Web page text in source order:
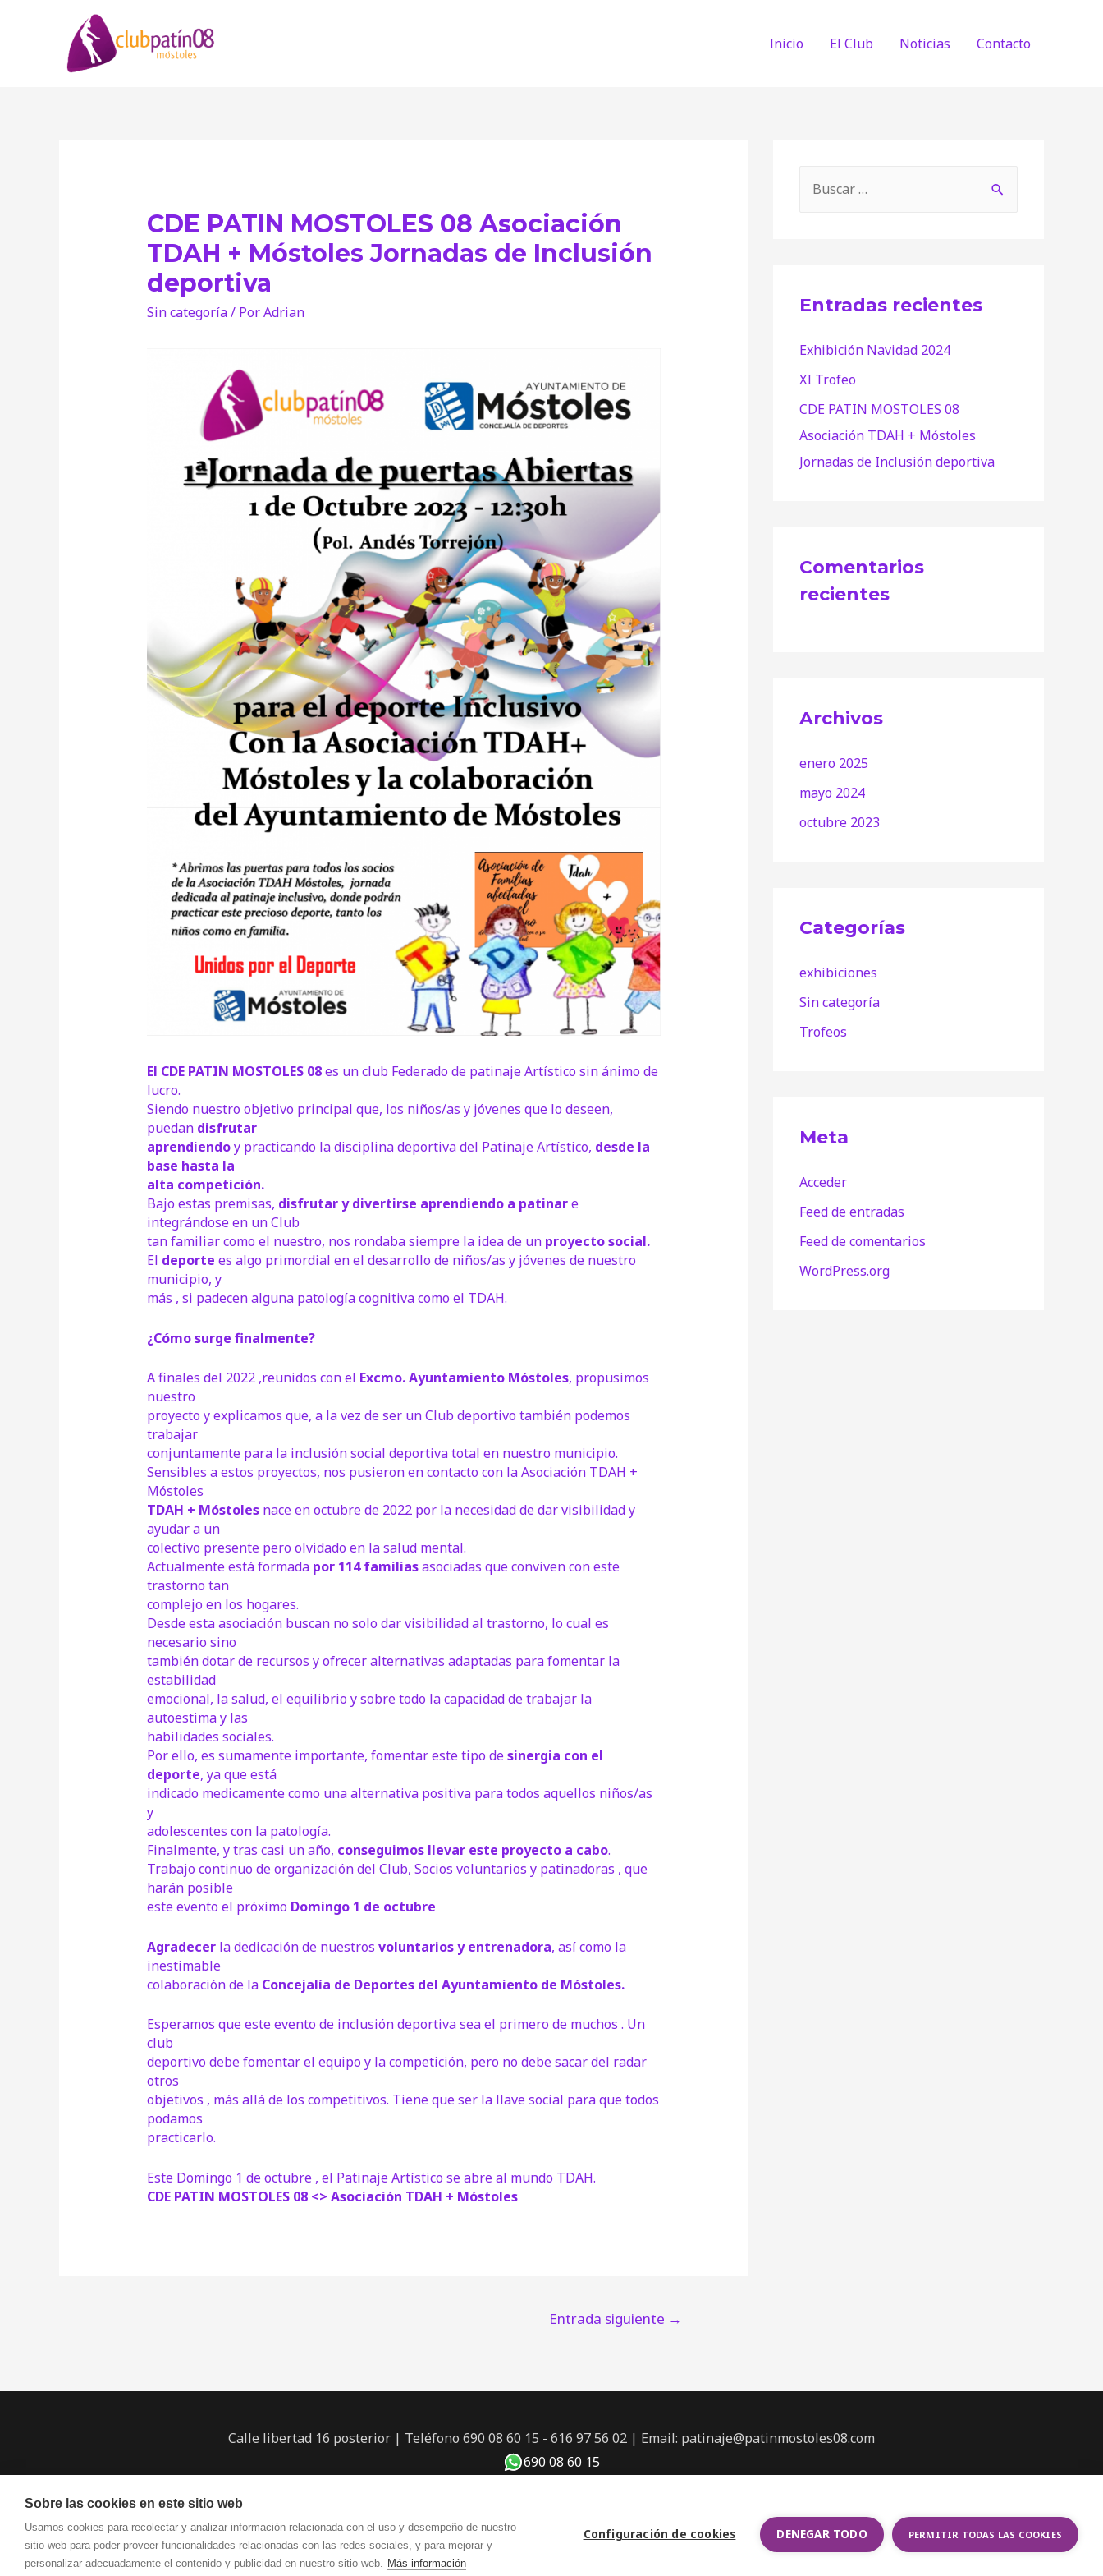
Inicio El Club Noticias Contacto
CDE PATIN MOSTOLES 08 Asociación
TDAH + Móstoles Jornadas de Inclusión
deportiva
Sin categoría/ PorAdrian
El CDE PATIN MOSTOLES 08es un club Federado de patinaje Artístico sin ánimo de
lucro.
Siendo nuestro objetivo principal que, los niños/as y jóvenes que lo deseen,
puedan disfrutar
aprendiendoy practicando la disciplina deportiva del Patinaje Artístico, desde la
base hasta la
alta competición.
Bajo estas premisas, disfrutar y divertirse aprendiendo a patinare
integrándose en un Club
tan familiar como el nuestro, nos rondaba siempre la idea de un proyecto social.
El deporte es algo primordial en el desarrollo de niños/as y jóvenes de nuestro
municipio, y
más , si padecen alguna patología cognitiva como el TDAH.
¿Cómo surge finalmente?
A finales del 2022 ,reunidos con el Excmo. Ayuntamiento Móstoles, propusimos
nuestro
proyecto y explicamos que, a la vez de ser un Club deportivo también podemos
trabajar
conjuntamente para la inclusión social deportiva total en nuestro municipio.
Sensibles a estos proyectos, nos pusieron en contacto con la Asociación TDAH +
Móstoles
TDAH + Móstolesnace en octubre de 2022 por la necesidad de dar visibilidad y
ayudar a un
colectivo presente pero olvidado en la salud mental.
Actualmente está formada por 114 familiasasociadas que conviven con este
trastorno tan
complejo en los hogares.
Desde esta asociación buscan no solo dar visibilidad al trastorno, lo cual es
necesario sino
también dotar de recursos y ofrecer alternativas adaptadas para fomentar la
estabilidad
emocional, la salud, el equilibrio y sobre todo la capacidad de trabajar la
autoestima y las
habilidades sociales.
Por ello, es sumamente importante, fomentar este tipo desinergia con el
deporte, ya que está
indicado medicamente como una alternativa positiva para todos aquellos niños/as
y
adolescentes con la patología.
Finalmente, y tras casi un año, conseguimos llevar este proyecto a cabo.
Trabajo continuo de organización del Club, Socios voluntarios y patinadoras , que
harán posible
este evento el próximo Domingo 1 de octubre
Agradecerla dedicación de nuestros voluntarios y entrenadora, así como la
inestimable
colaboración de la Concejalía de Deportes del Ayuntamiento de Móstoles.
Esperamos que este evento de inclusión deportiva sea el primero de muchos . Un
club
deportivo debe fomentar el equipo y la competición, pero no debe sacar del radar
otros
objetivos , más allá de los competitivos. Tiene que ser la llave social para que todos
podamos
practicarlo.
Este Domingo 1 de octubre , el Patinaje Artístico se abre al mundo TDAH.
CDE PATIN MOSTOLES 08 <> Asociación TDAH + Móstoles
entradas
Entrada siguiente →
rEntradas recientes
Exhibición Navidad 2024
XI Trofeo
CDE PATIN MOSTOLES 08
Asociación TDAH + Móstoles
Jornadas de Inclusión deportiva
Comentarios
recientes
Archivos
enero 2025
mayo 2024
octubre 2023
Categorías
exhibiciones
Sin categoría
Trofeos
Meta
Acceder
Feed de entradas
Feed de comentarios
WordPress.org
Calle libertad 16 posterior | Teléfono 690 08 60 15 - 616 97 56 02 | Email: patinaje@patinmostoles08.com
690 08 60 15
Copyright © 2026 Clubpatín 08
Sobre las cookies en este sitio web
Usamos cookies para recolectar y analizar información relacionada con el uso y desempeño de nuestro
sitio web para poder proveer funcionalidades relacionadas con las redes sociales, y para mejorar y
personalizar adecuadamente el contenido y publicidad en nuestro sitio web. Más información
Configuración de cookies DENEGAR TODO PERMITIR TODAS LAS COOKIES